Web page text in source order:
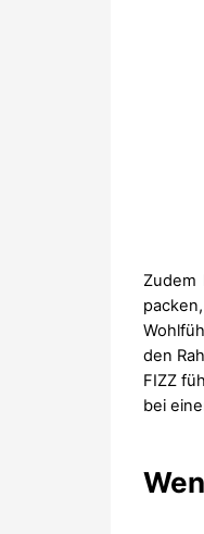
den
FIZZ
bei